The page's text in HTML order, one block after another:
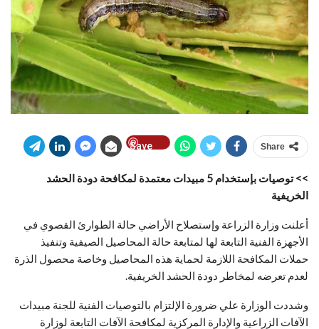
Share
Save
>> توصيات بإستخدام 5 مبيدات معتمدة لمكافحة دودة الحشد
الخريفية
أعلنت وزارة الزراعة وإستصلاح الأراضي حالة الطوارئ القصوي في
الأجهزة الفنية التابعة لها لمتابعة حالة المحاصيل الصيفية وتنفيذ
حملات المكافحة اللازمة لحماية هذه المحاصيل وخاصة محصول الذرة
لعدم تعرضه لمخاطر دودة الحشد الخريفية.
وشددت الوزارة علي ضرورة الإلتزام بالتوصيات الفنية للجنة مبيدات
الآفات الزراعية والإدارة المركزية لمكافحة الآفات التابعة لوزارة